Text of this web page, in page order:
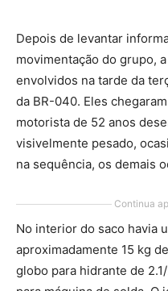
Depois de levantar
movimentação do grupo,
envolvidos na tarde da
da BR-040. Eles
motorista de 52 anos
visivelmente pesado,
na sequência, os demais
Continua
No interior do saco havia
aproximadamente 15 kg
globo para hidrante de